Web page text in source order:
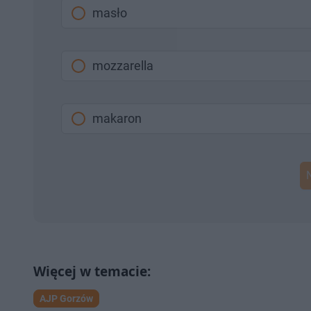
masło
mozzarella
makaron
AJP Gorzów